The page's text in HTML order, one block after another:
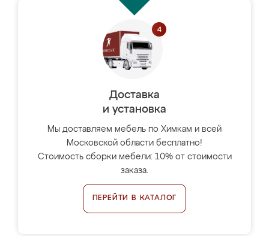
Доставка
и установка
Мы доставляем мебель по Химкам и всей
Московской области бесплатно!
Стоимость сборки мебели: 10% от стоимости
заказа.
ПЕРЕЙТИ В КАТАЛОГ